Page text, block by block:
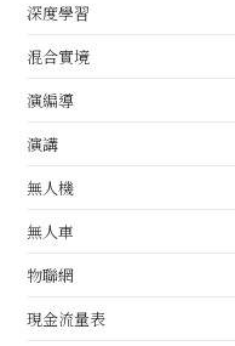
深度學習
混合實境
演編導
演講
無人機
無人車
物聯網
現金流量表